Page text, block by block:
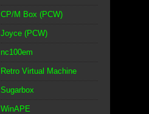
CP/M Box (PCW)
Joyce (PCW)
nc100em
Retro Virtual Machine
Sugarbox
WinAPE